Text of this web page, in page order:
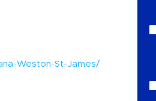
Weston-St-James/